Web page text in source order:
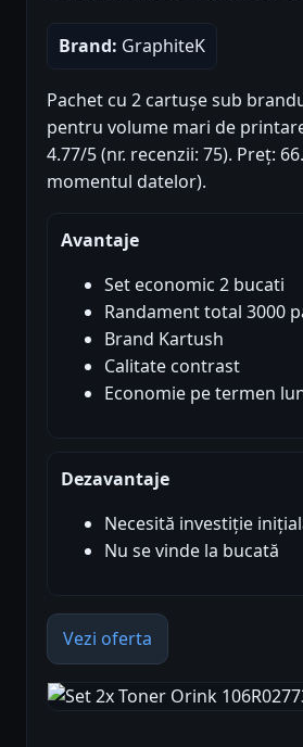
Brand: GraphiteK
Pachet cu 2 cartușe sub
pentru volume mari de
4.77/5 (nr. recenzii: 75). Preț:
momentul datelor).
Avantaje
Set economic 2 bucati
Randament total 3000
Brand Kartush
Calitate contrast
Economie pe termen
Dezavantaje
Necesită investiție
Nu se vinde la bucată
Vezi oferta